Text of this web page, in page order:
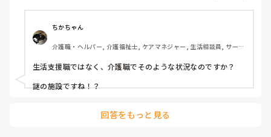
聞いて、納得しました。しかし常勤採用されました。常勤希
望でしたし。
私が、面接した時もと、無資格。未経験の先輩がいて、まだ
トランスとかパッド交換もやらせていません、3名未経験が
いますが、1名かな、先に入ったとは言え。まだ全く、トラ
ンスとか入浴介助とか教えていないので。まー雑用って言っ
ちかちゃん
介護職・ヘルパー, 介護福祉士, ケアマネジャー, 生活相談員, サービ
者向け住宅, グループホーム, デイサービス, デイケア・通所リハ, 介
護事務, 小規模多機能型居宅介護
生活支援職ではなく、介護職でそのような状況なのですか？
謎の施設ですね！？
回答をもっと見る